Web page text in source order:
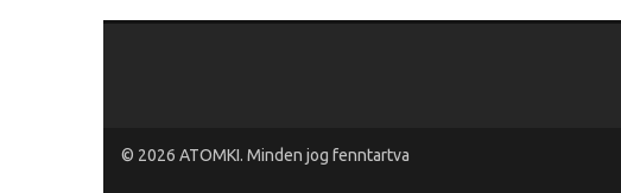
© 2026 ATOMKI. Minden jog fenntartva